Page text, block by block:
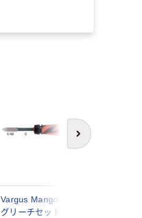
次へ
Vargus MangoIIロン
グリーチセット